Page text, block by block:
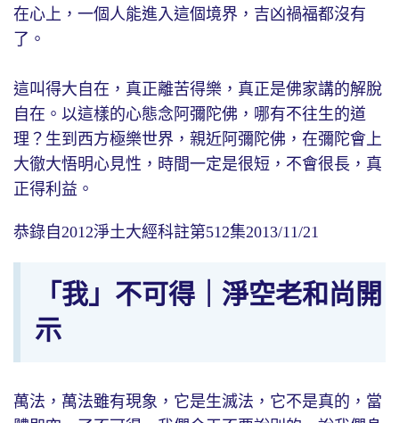
在心上，一個人能進入這個境界，吉凶禍福都沒有
了。
這叫得大自在，真正離苦得樂，真正是佛家講的解脫
自在。以這樣的心態念阿彌陀佛，哪有不往生的道
理？生到西方極樂世界，親近阿彌陀佛，在彌陀會上
大徹大悟明心見性，時間一定是很短，不會很長，真
正得利益。
恭錄自2012淨土大經科註第512集2013/11/21
「我」不可得｜淨空老和尚開
示
萬法，萬法雖有現象，它是生滅法，它不是真的，當